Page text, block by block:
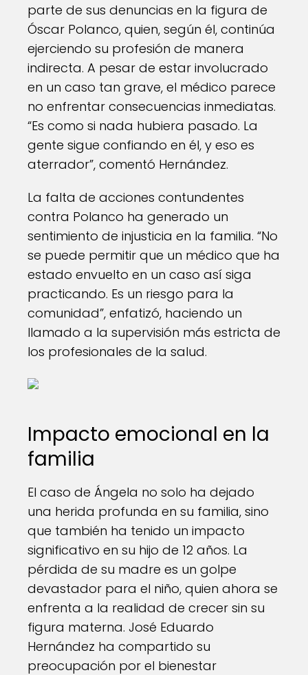
parte de sus denuncias en la figura de
Óscar Polanco, quien, según él, continúa
ejerciendo su profesión de manera
indirecta. A pesar de estar involucrado
en un caso tan grave, el médico parece
no enfrentar consecuencias inmediatas.
“Es como si nada hubiera pasado. La
gente sigue confiando en él, y eso es
aterrador”, comentó Hernández.
La falta de acciones contundentes
contra Polanco ha generado un
sentimiento de injusticia en la familia. “No
se puede permitir que un médico que ha
estado envuelto en un caso así siga
practicando. Es un riesgo para la
comunidad”, enfatizó, haciendo un
llamado a la supervisión más estricta de
los profesionales de la salud.
Impacto emocional en la
familia
El caso de Ángela no solo ha dejado
una herida profunda en su familia, sino
que también ha tenido un impacto
significativo en su hijo de 12 años. La
pérdida de su madre es un golpe
devastador para el niño, quien ahora se
enfrenta a la realidad de crecer sin su
figura materna. José Eduardo
Hernández ha compartido su
preocupación por el bienestar